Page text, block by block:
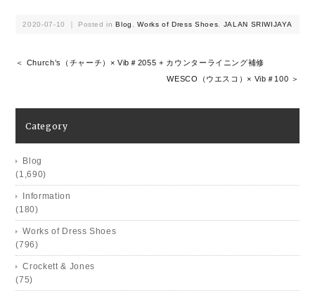
2020-07-10 ｜ Posted in Blog ,Works of Dress Shoes, JALAN SRIWIJAYA
＜ Church’s（チャーチ）× Vib＃2055 + カウンターライニング補修
WESCO（ウエスコ）× Vib＃100 ＞
Category
Blog
(1,690)
Information
(180)
Works of Dress Shoes
(796)
Crockett & Jones
(75)